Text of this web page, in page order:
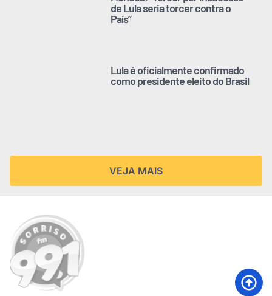
de Lula seria torcer contra o
País”
Lula é oficialmente confirmado
como presidente eleito do Brasil
VEJA MAIS